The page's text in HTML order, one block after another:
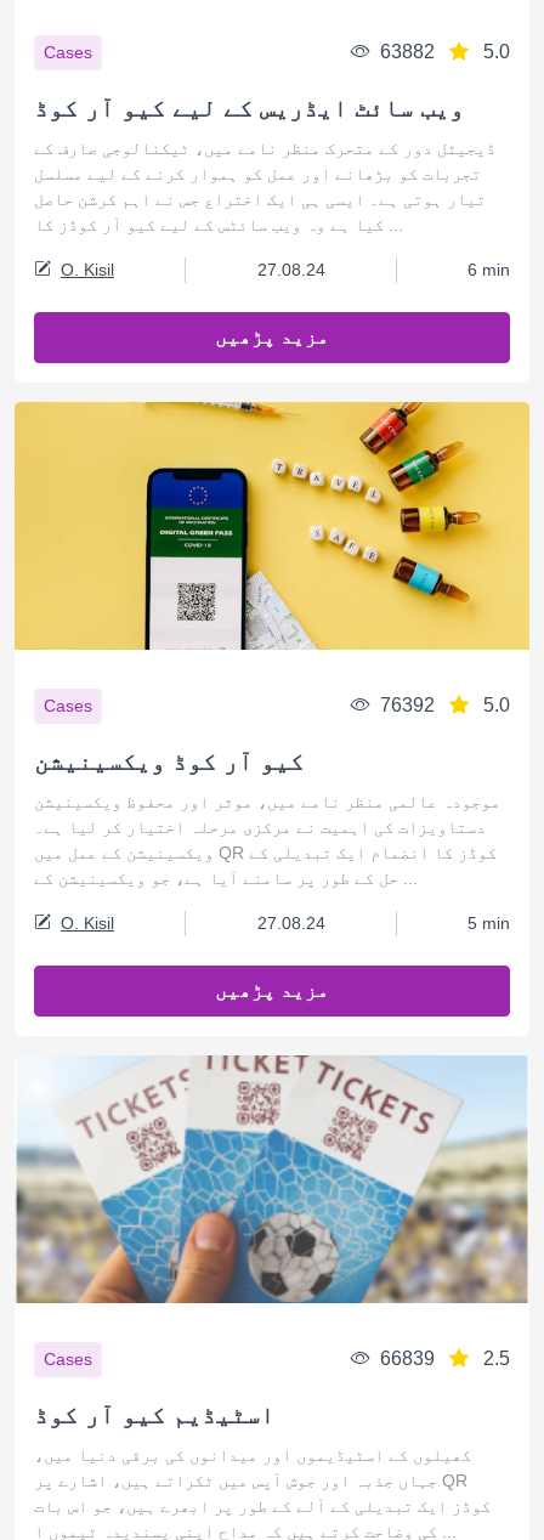
Cases 63882 5.0
ویب سائٹ ایڈریس کے لیے کیو آر کوڈ
ڈیجیٹل دور کے متحرک منظر نامے میں، ٹیکنالوجی صارف کے
تجربات کو بڑھانے اور عمل کو ہموار کرنے کے لیے مسلسل
تیار ہوتی ہے۔ ایسی ہی ایک اختراع جس نے اہم کرشن حاصل
O. Kisil 27.08.24 6 min
مزید پڑھیں
Cases 76392 5.0
کیو آر کوڈ ویکسینیشن
موجودہ عالمی منظر نامے میں، موثر اور محفوظ ویکسینیشن
دستاویزات کی اہمیت نے مرکزی مرحلہ اختیار کر لیا ہے۔
ویکسینیشن کے عمل میں QR کوڈز کا انضمام ایک تبدیلی کے
O. Kisil 27.08.24 5 min
مزید پڑھیں
Cases 66839 2.5
اسٹیڈیم کیو آر کوڈ
کھیلوں کے اسٹیڈیموں اور میدانوں کی برقی دنیا میں،
جہاں جذبہ اور جوش آپس میں ٹکراتے ہیں، اشارے پر QR
کوڈز ایک تبدیلی کے آلے کے طور پر ابھرے ہیں، جو اس بات